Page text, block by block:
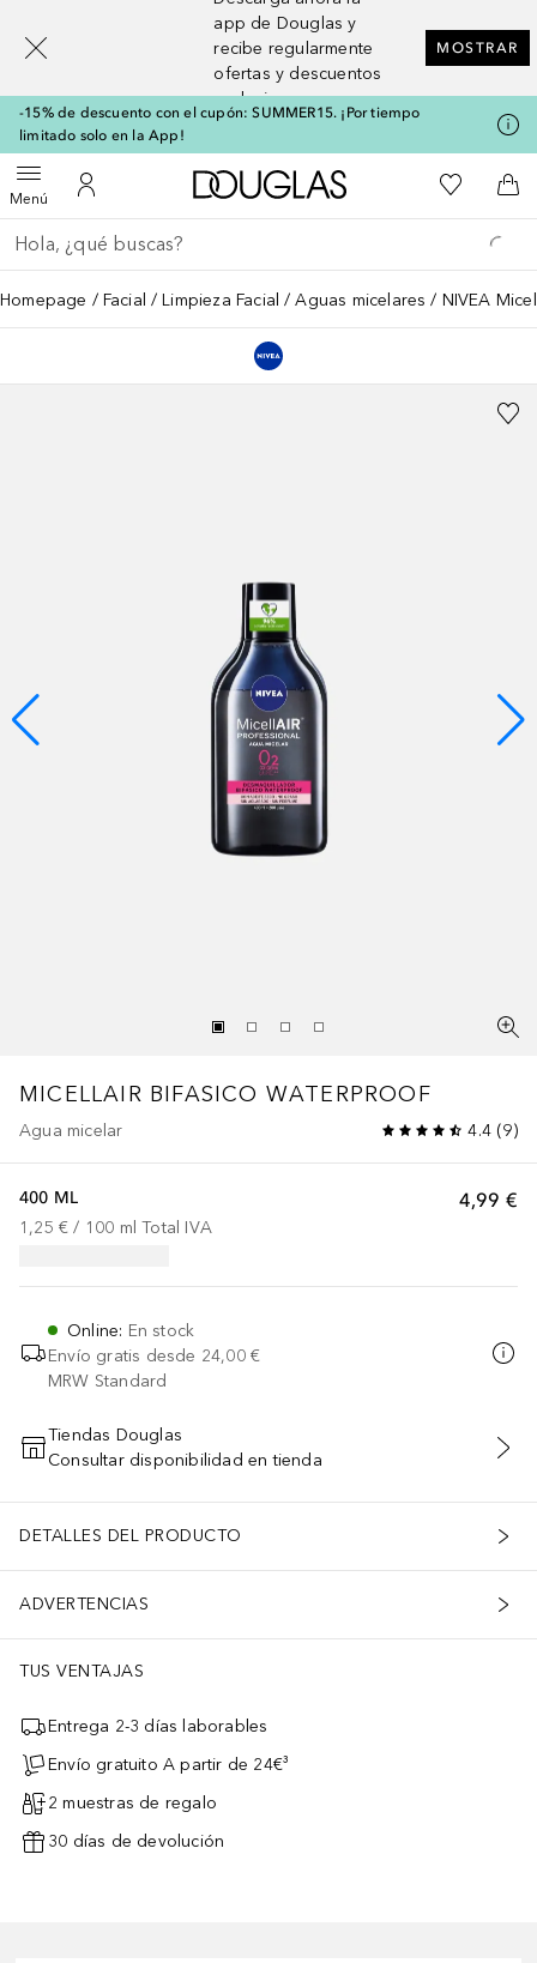
app de Douglas y
recibe regularmente
ofertas y descuentos
exclusivos
MOSTRAR
-15% de descuento con el cupón: SUMMER15. ¡Por tiempo
limitado solo en la App!
MenúAbrir menúMi cuenta
A Douglas HomeMi lista de
A
Regresar
Ejecutar búsqueda
Homepage Facial Limpieza Facial Aguas micelares NIVEA
MICELLAIR BIFASICO WATERPROOF
Agua micelar 4.4 (9)
4,99 €
400 ML
1,25 € / 100 ml Total IVA
Online: En stock
Envío gratis desde 24,00 €
MRW Standard
AÑADIR AL CARRITO
Tiendas Douglas
Consultar disponibilidad en tienda
DETALLES DEL PRODUCTO
ADVERTENCIAS
TUS VENTAJAS
Entrega 2-3 días laborables
Envío gratuito A partir de 24€³
2 muestras de regalo
30 días de devolución
[navigation.slideout.screenreader]